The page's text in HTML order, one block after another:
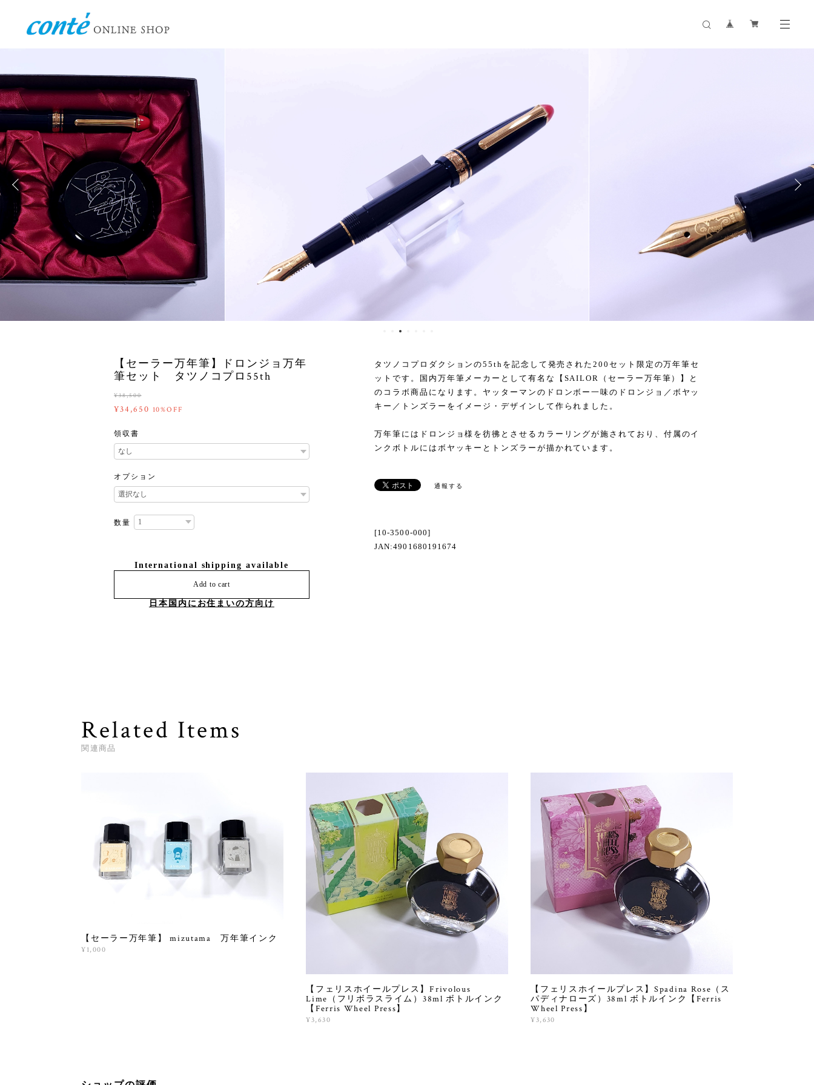
【セーラー万年筆】ドロンジョ万年
筆セット タツノコプロ55th
¥38,500
¥34,650 10%OFF
領収書
オプション
数量
International shipping available
Add to cart
日本国内にお住まいの方向け
タツノコプロダクションの55thを記念して発売された200セット限定の万年筆セ
ットです。国内万年筆メーカーとして有名な【SAILOR（セーラー万年筆）】と
のコラボ商品になります。ヤッターマンのドロンボー一味のドロンジョ／ボヤッ
キー／トンズラーをイメージ・デザインして作られました。
万年筆にはドロンジョ様を彷彿とさせるカラーリングが施されており、付属のイ
ンクボトルにはボヤッキーとトンズラーが描かれています。
通報する
[10-3500-000]
JAN:4901680191674
Related Items
関連商品
【セーラー万年筆】 mizutama 万年筆インク
¥1,000
【フェリスホイールプレス】Frivolous
Lime（フリボラスライム）38ml ボトルインク
【Ferris Wheel Press】
¥3,630
【フェリスホイールプレス】Spadina Rose（ス
パディナローズ）38ml ボトルインク【Ferris
Wheel Press】
¥3,630